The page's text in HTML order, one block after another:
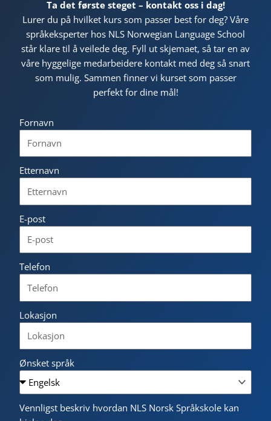
Ta det første steget – kontakt oss i dag!
Lurer du på hvilket kurs som passer best for deg? Våre
språkeksperter hos NLS Norwegian Language School
står klare til å veilede deg. Fyll ut skjemaet, så tar en av
våre hyggelige medarbeidere kontakt med deg så snart
som mulig. Sammen finner vi kurset som passer
perfekt for dine mål!
Fornavn
Etternavn
E-post
Telefon
Lokasjon
Ønsket språk
Vennligst beskriv hvordan NLS Norsk Språkskole kan